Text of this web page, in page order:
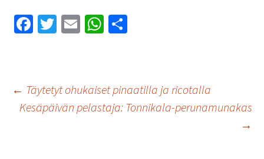
Fa
o
o
k
T
er
E
l
W
sA
p
p
Artikkelien
← Täytetyt ohukaiset pinaatilla ja ricotalla
Kesäpäivän pelastaja: Tonnikala-perunamunakas
→